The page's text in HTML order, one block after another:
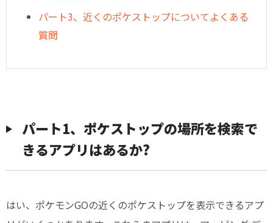
パート3、近くのポケストップについてよくある
質問
パート1、ポケストップの場所を検索で
きるアプリはあるか?
はい、ポケモンGOの近くのポケストップを表示できるアプ